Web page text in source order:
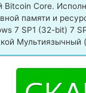
Bitcoin Core.
памяти и
7 SP1 (32-bit) 7
Мультиязычный